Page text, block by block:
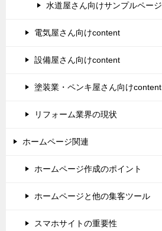
水道屋さん向けサンプルページ
電気屋さん向けcontent
設備屋さん向けcontent
塗装業・ペンキ屋さん向けcontent
リフォーム業界の現状
ホームページ関連
ホームページ作成のポイント
ホームページと他の集客ツール
スマホサイトの重要性